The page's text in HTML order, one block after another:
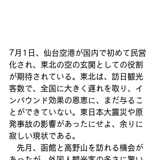
7月1日、仙台空港が国内で初めて民営
化され、東北の空の玄関としての役割
が期待されている。東北は、訪日観光
客数で、全国に大きく遅れを取り、イ
ンバウンド効果の恩恵に、まだ与るこ
とができていない。東日本大震災や原
発事故の影響があったにせよ、余りに
寂しい現状である。
先月、函館と高野山を訪れる機会が